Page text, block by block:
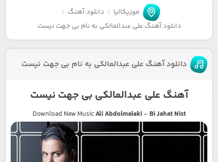
موزیکالیا
دانلود آهنگ
دانلود آهنگ علی عبدالمالکی به نام بی جهت نیست
دانلود آهنگ علی عبدالمالکی به نام بی جهت نیست
آهنگ علی عبدالمالکی بی جهت نیست
Download New MusicAli Abdolmaleki– Bi Jahat Nist